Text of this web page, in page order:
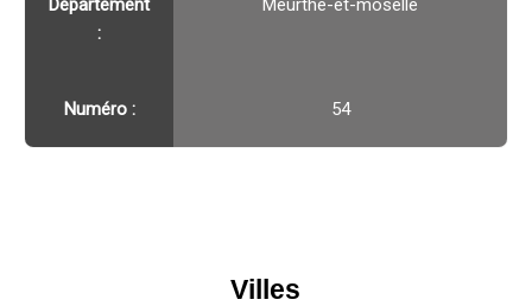
Département
:
Meurthe-et-moselle
Numéro : 54
Villes